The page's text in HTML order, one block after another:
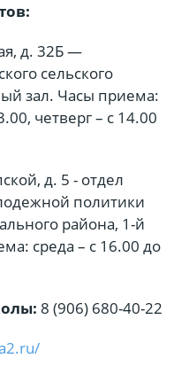
д. 32Б —
сельского
зал. Часы приема:
четверг – с 14.00
д. 5 - отдел
политики
района, 1-й
среда – с 16.00 до
8 (906) 680-40-22